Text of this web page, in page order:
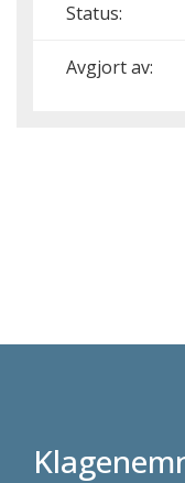
Status:
Avgjort av: